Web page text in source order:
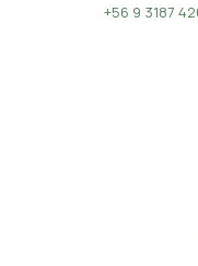
+56 9 3187